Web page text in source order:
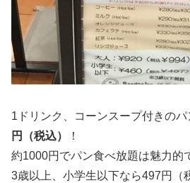
1ドリンク、コーンスープ付きの
円（税込）
！
約1000円でパン食べ放題は魅力的
3歳以上、小学生以下なら497円（